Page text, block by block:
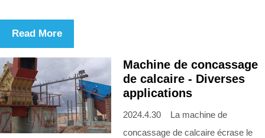
Read More
Machine de concassage
de calcaire - Diverses
applications
2024.4.30 La machine de
concassage de calcaire écrase le